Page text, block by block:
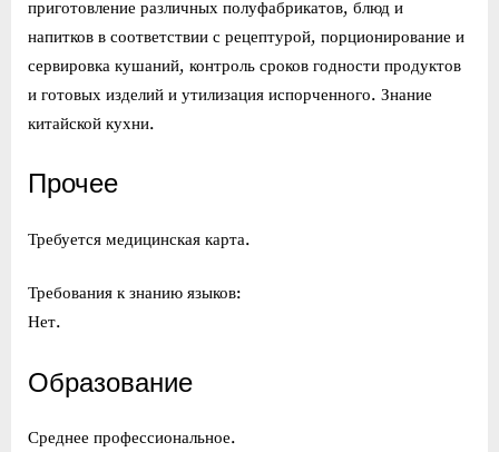
приготовление различных полуфабрикатов, блюд и
напитков в соответствии с рецептурой, порционирование и
сервировка кушаний, контроль сроков годности продуктов
и готовых изделий и утилизация испорченного. Знание
китайской кухни.
Прочее
Требуется медицинская карта.
Требования к знанию языков:
Нет.
Образование
Среднее профессиональное.